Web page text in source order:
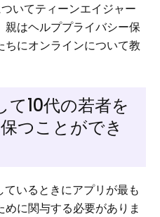
いてティーンエイジャー
親はヘルププライバシー保
にオンラインについて教
10代の若者を
つことができ
いるときにアプリが最も
に関与する必要がありま